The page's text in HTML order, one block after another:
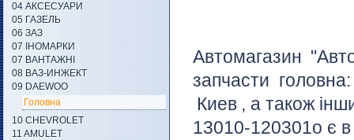
Автомагазин
запчасти
Киев , а також
13010-120301o є в
04 АКСЕСУАРИ
05 ГАЗЕЛЬ
06 ЗАЗ
07 ІНОМАРКИ
07 ВАНТАЖНІ
08 ВАЗ-ИНЖЕКТ
09 DAEWOO
Головна
10 CHEVROLET
11 AMULET